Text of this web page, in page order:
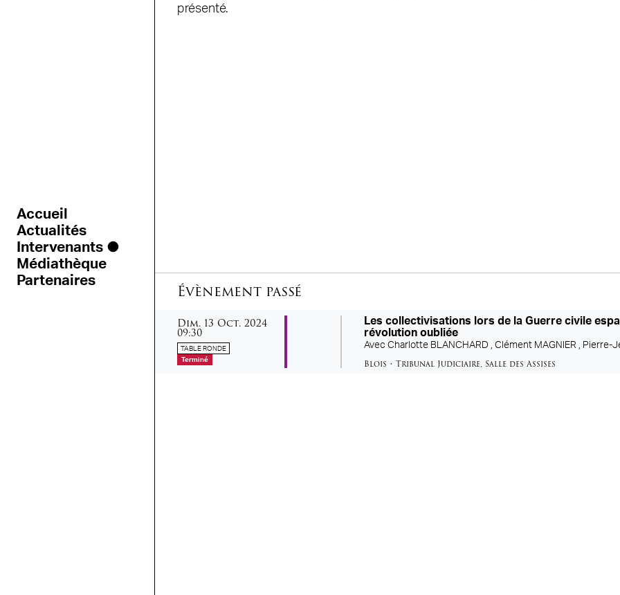
Accueil
Actualités
Intervenants
Médiathèque
Partenaires
présenté.
Évènement passé
dimanche
Dim. 13 octobre
Oct. 2024
09:30
TABLE RONDE
Terminé
Les collectivisations lors de la Guerre civile
révolution oubliée
AvecCharlotte BLANCHARD ,Clément MAGNIER , Pierre-
Blois •Tribunal Judiciaire, Salle des Assises